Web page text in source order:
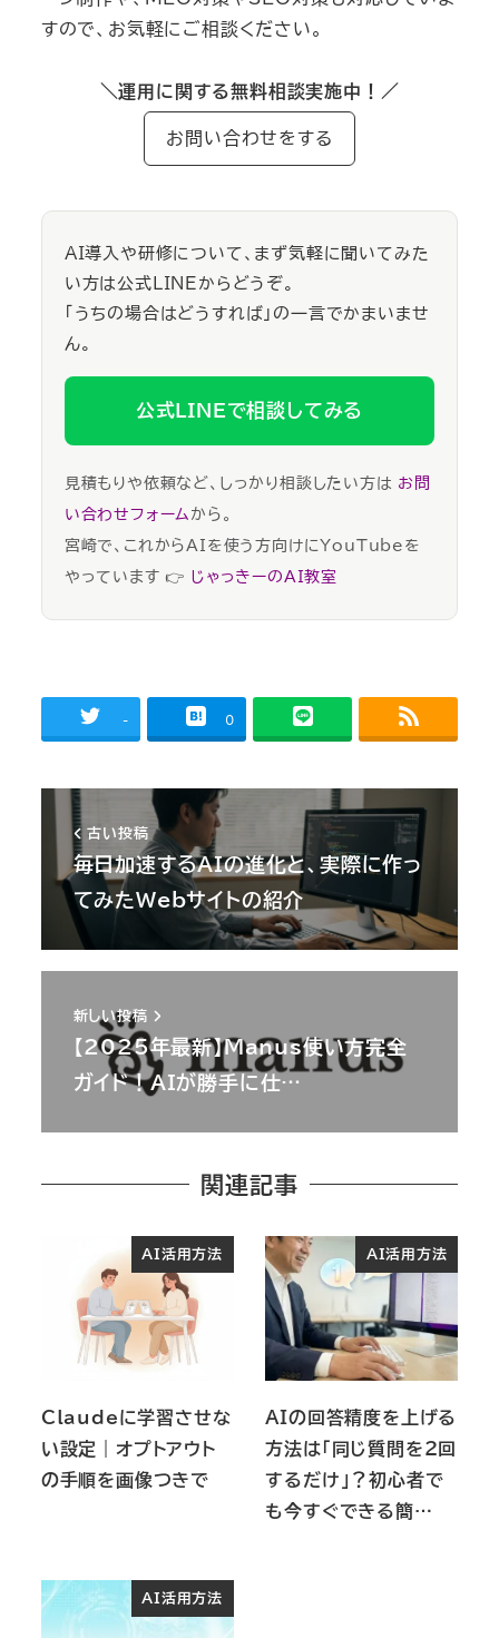
すので、お気軽にご相談ください。
＼運用に関する無料相談実施中！／
お問い合わせをする
AI導入や研修について、まず気軽に聞いてみた
い方は公式LINEからどうぞ。
「うちの場合はどうすれば」の一言でかまいませ
ん。
公式LINEで相談してみる
見積もりや依頼など、しっかり相談したい方は お問
い合わせフォーム から。
宮崎で、これからAIを使う方向けにYouTubeを
やっています 👉
じゃっきーのAI教室
- 0
古い投稿
毎日加速するAIの進化と、実際に作っ
てみたWebサイトの紹介
新しい投稿
【2025年最新】Manus使い方完全
ガイド！AIが勝手に仕…
関連記事
AI活用方法
Claudeに学習させな
い設定｜オプトアウト
の手順を画像つきで
AI活用方法
AIの回答精度を上げる
方法は「同じ質問を2回
するだけ」？初心者で
も今すぐできる簡…
AI活用方法